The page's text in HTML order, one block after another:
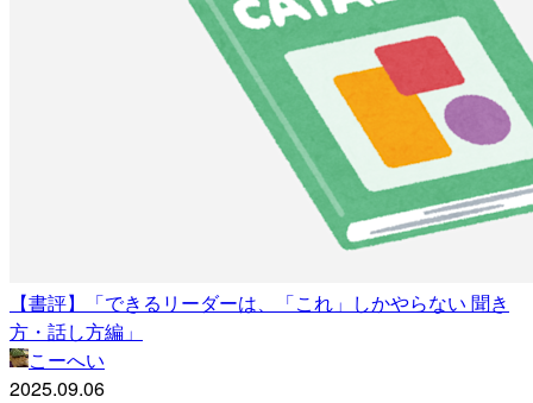
【書評】「できるリーダーは、「これ」しかやらない 聞き
方・話し方編」
こーへい
2025.09.06